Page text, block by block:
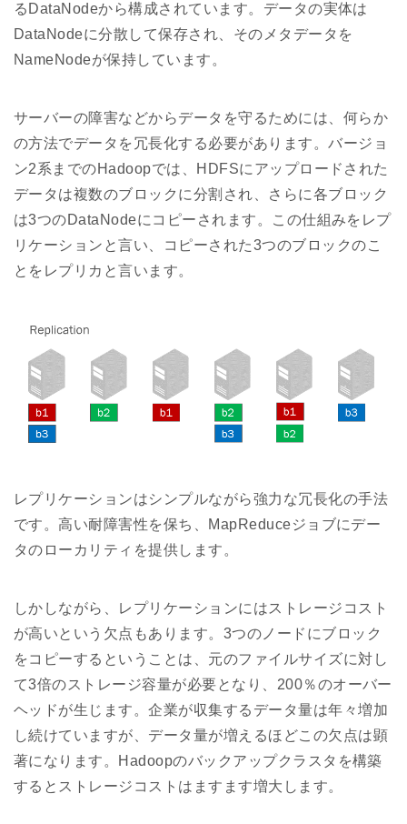
るDataNodeから構成されています。データの実体は
DataNodeに分散して保存され、そのメタデータを
NameNodeが保持しています。
サーバーの障害などからデータを守るためには、何らか
の方法でデータを冗長化する必要があります。バージョ
ン2系までのHadoopでは、HDFSにアップロードされた
データは複数のブロックに分割され、さらに各ブロック
は3つのDataNodeにコピーされます。この仕組みをレプ
リケーションと言い、コピーされた3つのブロックのこ
とをレプリカと言います。
レプリケーションはシンプルながら強力な冗長化の手法
です。高い耐障害性を保ち、MapReduceジョブにデー
タのローカリティを提供します。
しかしながら、レプリケーションにはストレージコスト
が高いという欠点もあります。3つのノードにブロック
をコピーするということは、元のファイルサイズに対し
て3倍のストレージ容量が必要となり、200％のオーバー
ヘッドが生じます。企業が収集するデータ量は年々増加
し続けていますが、データ量が増えるほどこの欠点は顕
著になります。Hadoopのバックアップクラスタを構築
するとストレージコストはますます増大します。